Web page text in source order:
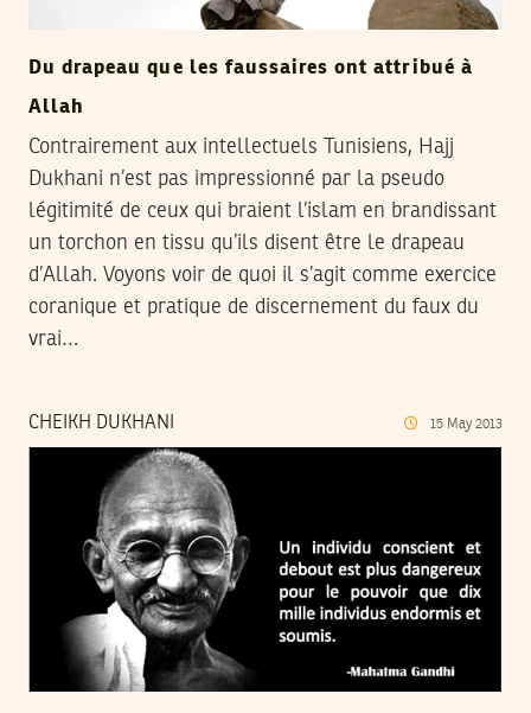
Du drapeau que les faussaires ont attribué à
Allah
Contrairement aux intellectuels Tunisiens, Hajj
Dukhani n’est pas impressionné par la pseudo
légitimité de ceux qui braient l’islam en brandissant
un torchon en tissu qu’ils disent être le drapeau
d’Allah. Voyons voir de quoi il s’agit comme exercice
coranique et pratique de discernement du faux du
vrai…
CHEIKH DUKHANI 15 May 2013